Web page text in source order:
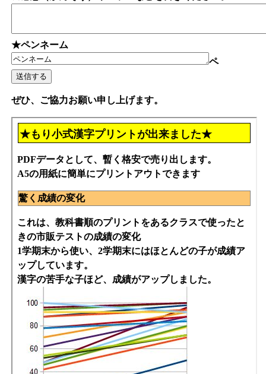
★ペンネーム
ペ
ぜひ、ご協力お願い申し上げます。